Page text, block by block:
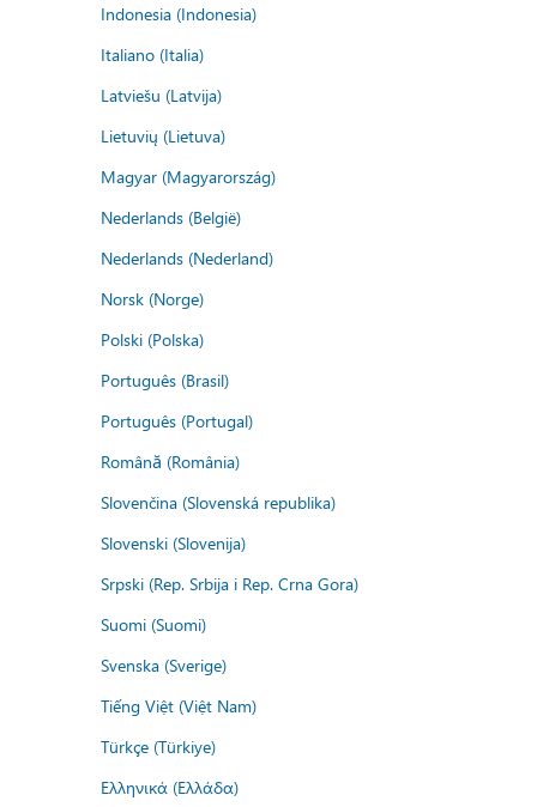
Indonesia (Indonesia)
Italiano (Italia)
Latviešu (Latvija)
Lietuvių (Lietuva)
Magyar (Magyarország)
Nederlands (België)
Nederlands (Nederland)
Norsk (Norge)
Polski (Polska)
Português (Brasil)
Português (Portugal)
Română (România)
Slovenčina (Slovenská republika)
Slovenski (Slovenija)
Srpski (Rep. Srbija i Rep. Crna Gora)
Suomi (Suomi)
Svenska (Sverige)
Tiếng Việt (Việt Nam)
Türkçe (Türkiye)
Ελληνικά (Ελλάδα)